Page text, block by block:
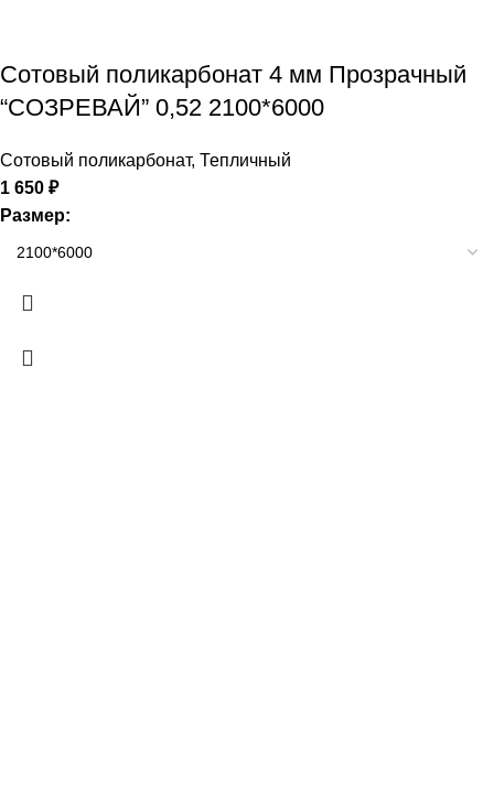
Сотовый поликарбонат 4 мм Прозрачный
“СОЗРЕВАЙ” 0,52 2100*6000
Сотовый поликарбонат, Тепличный
1 650 ₽
Размер: